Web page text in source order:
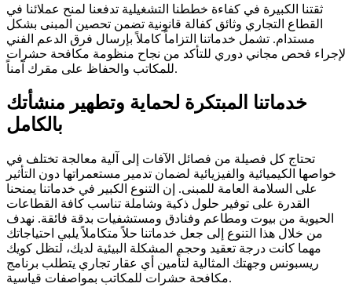
ثقتنا الكبيرة في كفاءة خططنا التشغيلية تدفعنا لمنح عملائنا في
القطاع التجاري وثائق كفالة قانونية تضمن تحصين المبنى بشكل
مستدام. تشمل خدماتنا التزاماً كاملاً بإرسال فرق الدعم الفني
لإجراء فحص مجاني دوري للتأكد من نجاح منظومة مكافحة حشرات
للمكاتب والحفاظ على مقرك آمناً.
خدماتنا المبتكرة لحماية وتطهير منشأتك
بالكامل
تحتاج كل فصيلة من فصائل الآفات إلى آلية معالجة تختلف في
خواصها الكيميائية والفيزيائية لضمان تدمير مستعمراتها دون التأثير
على السلامة العامة للمبنى. إن التنوع الكبير في خدماتنا يمنحنا
القدرة على توفير حلول ذكية وشاملة تناسب كافة القطاعات
الحيوية من بيوت ومطاعم وفنادق ومستشفيات بدقة فائقة. نهدف
من خلال هذا التنوع إلى جعل خدماتنا حلاً متكاملاً يلبي احتياجاتك
مهما كانت درجة تعقيد وحجم المشكلة البيئية لديك، لتظل كويك
ريسبونس وجهتك المثالية لتأمين أي عقار تجاري يتطلب برنامج
مكافحة حشرات للمكاتب بمواصفات قياسية.